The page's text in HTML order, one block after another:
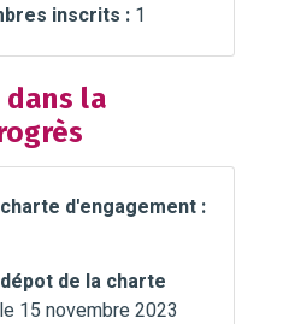
inscrits : 1
dans la
d'engagement :
de la charte
le 15 novembre 2023